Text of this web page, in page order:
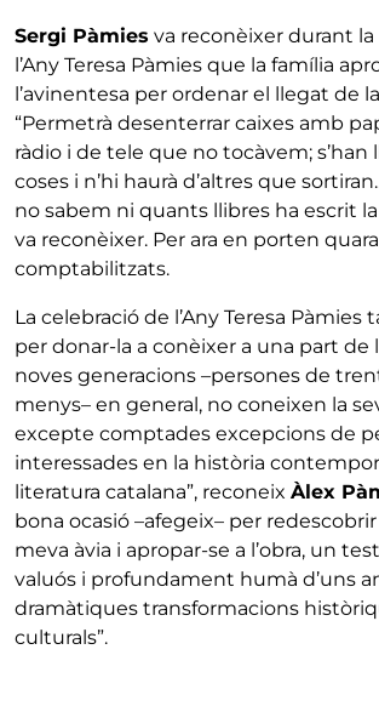
Sergi Pàmies va reconèixer durant
l’Any Teresa Pàmies que la família
l’avinentesa per ordenar el llegat de
“Permetrà desenterrar caixes amb
ràdio i de tele que no tocàvem;
coses i n’hi haurà d’altres que
no sabem ni quants llibres ha escrit
va reconèixer. Per ara en porten
comptabilitzats.
La celebració de l’Any Teresa Pàmies
per donar-la a conèixer a una part de
noves generacions –persones de
menys– en general, no coneixen la
excepte comptades excepcions de
interessades en la història
literatura catalana”, reconeix Àlex
bona ocasió –afegeix– per
meva àvia i apropar-se a l’obra, un
valuós i profundament humà d’uns
dramàtiques transformacions
culturals”.